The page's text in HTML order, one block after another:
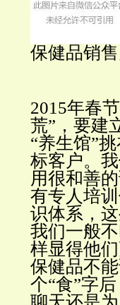
保健品销
2015年春
荒”，要建
“养生馆”
标客户。
用很和善
有专人培
识体系，
我们一般
样显得他们
保健品不
个“食”字